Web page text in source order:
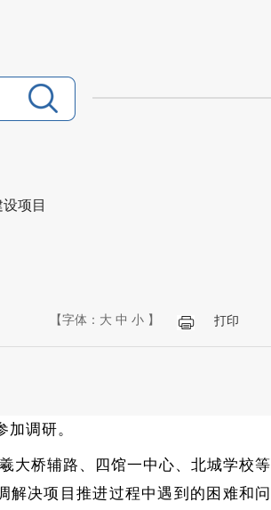
项目
【字体： 大 中 小 】 打印
调研。
大桥辅路、四馆一中心、北城学校等
解决项目推进过程中遇到的困难和问